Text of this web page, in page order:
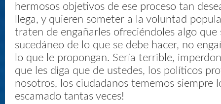
hermosos objetivos de ese proceso tan
llega, y quieren someter a la voluntad
traten de engañarles ofreciéndoles algo que
sucedáneo de lo que se debe hacer, no
lo que le propongan. Sería terrible,
que les diga que de ustedes, los políticos
nosotros, los ciudadanos tememos siempre
escamado tantas veces!